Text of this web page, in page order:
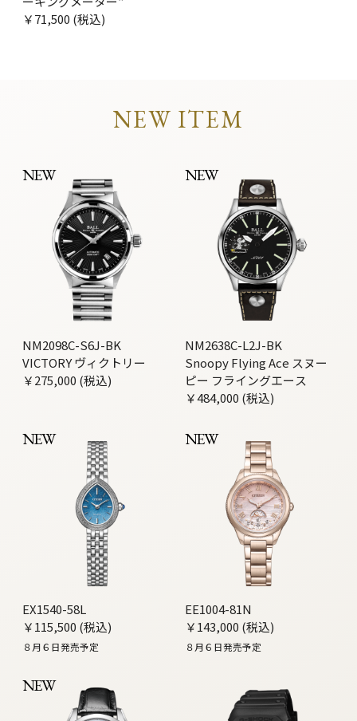
￥71,500 (税込)
NEW ITEM
NEW
NM2098C-S6J-BK
VICTORY ヴィクトリー
￥275,000 (税込)
NEW
NM2638C-L2J-BK
Snoopy Flying Ace スヌー
ピー フライングエース
￥484,000 (税込)
NEW
EX1540-58L
￥115,500 (税込)
８月６日発売予定
NEW
EE1004-81N
￥143,000 (税込)
８月６日発売予定
NEW